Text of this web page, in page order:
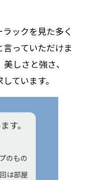
ックを見た多く
っていただけま
しさと強さ、
ています。
す。
のもの
は部屋